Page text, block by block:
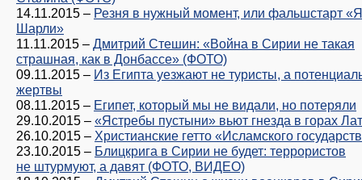
14.11.2015 – Резня в нужный момент, или фальшстарт
Шарли»
11.11.2015 – Дмитрий Стешин: «Война в Сирии не такая
страшная, как в Донбассе» (ФОТО)
09.11.2015 – Из Египта уезжают не туристы, а
жертвы
08.11.2015 – Египет, который мы не видали, но потеряли
29.10.2015 – «Ястребы пустыни» вьют гнезда в горах
26.10.2015 – Христианские гетто «Исламского
23.10.2015 – Блицкрига в Сирии не будет: террористов
не штурмуют, а давят (ФОТО, ВИДЕО)